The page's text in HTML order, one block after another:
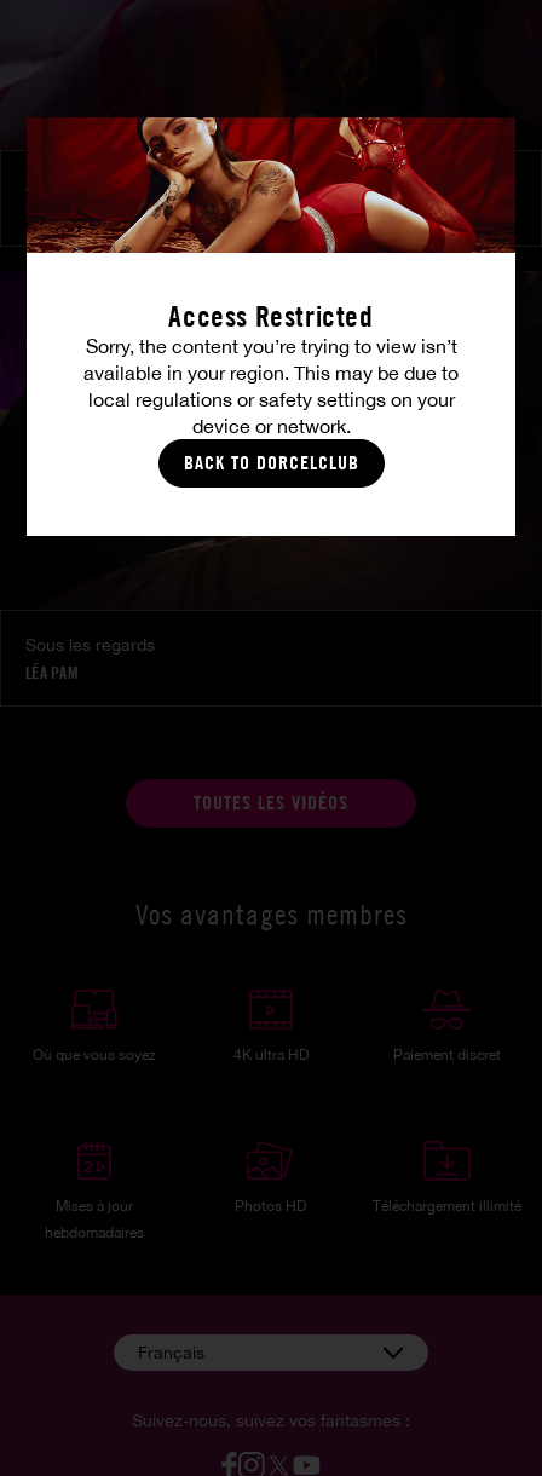
Access Restricted
Sorry, the content you’re trying to view isn’t
available in your region. This may be due to
local regulations or safety settings on your
device or network.
BACK TO DORCELCLUB
À ses ordres
SHALINA DEVINE
Sous les regards
LÉA PAM
TOUTES LES VIDÉOS
Vos avantages membres
Où que vous soyez 4K ultra HD Paiement discret
Mises à jour
hebdomadaires
Photos HD Téléchargement illimité
Suivez-nous, suivez vos fantasmes :
Français